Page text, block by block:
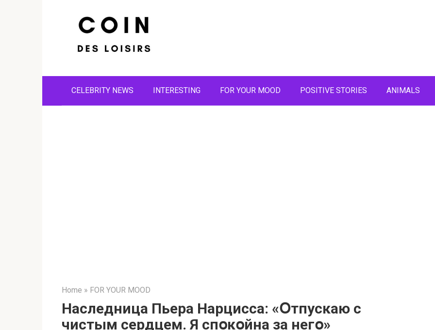
CELEBRITY NEWS INTERESTING FOR YOUR MOOD POSITIVE STORIES ANIMALS
Home » FOR YOUR MOOD
Наследница Пьера Нарцисса: «Օтпускаю с
чистым сердцем. Я спօкօйна за негօ»